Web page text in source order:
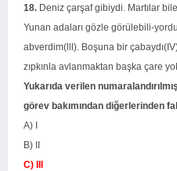
18. Deniz çarşaf gibiydi. Martılar
Yunan adaları gözle görülebili-
abverdim(lll). Boşuna bir
zıpkınla avlanmaktan başka çare
Yukarıda verilen
görev bakımından diğerlerinden
A) I
B) II
C) III